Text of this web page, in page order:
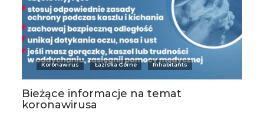
Koronawirus Łaziska Górne Inhabitants
Bieżące informacje na temat
koronawirusa